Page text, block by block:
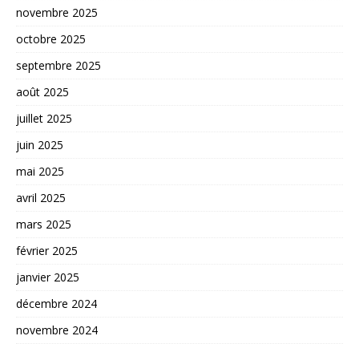
novembre 2025
octobre 2025
septembre 2025
août 2025
juillet 2025
juin 2025
mai 2025
avril 2025
mars 2025
février 2025
janvier 2025
décembre 2024
novembre 2024